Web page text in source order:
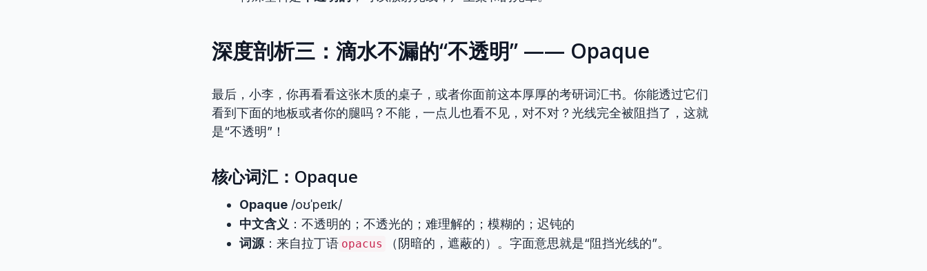
深度剖析三：滴水不漏的“不透明” —— Opaque
最后，小李，你再看看这张木质的桌子，或者你面前这本厚厚的考研词汇书。你能透过它们
看到下面的地板或者你的腿吗？不能，一点儿也看不见，对不对？光线完全被阻挡了，这就
是“不透明”！
核心词汇：Opaque
Opaque /oʊˈpeɪk/
中文含义 ：不透明的；不透光的；难理解的；模糊的；迟钝的
词源 ：来自拉丁语 opacus （阴暗的，遮蔽的）。字面意思就是“阻挡光线的”。